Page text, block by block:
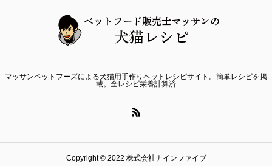
マッサンペットフーズによる犬猫用手作りペットレシピサイト。簡単レシピを掲
載。全レシピ栄養計算済
Copyright © 2022 株式会社ナインファイブ